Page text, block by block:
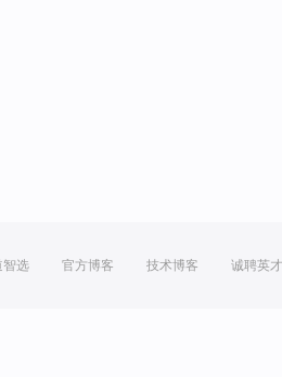
智选 官方博客 技术博客 诚聘英才